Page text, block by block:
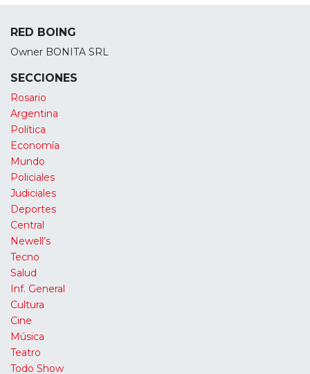
RED BOING
Owner BONITA SRL
SECCIONES
Rosario
Argentina
Política
Economía
Mundo
Policiales
Judiciales
Deportes
Central
Newell’s
Tecno
Salud
Inf. General
Cultura
Cine
Música
Teatro
Todo Show